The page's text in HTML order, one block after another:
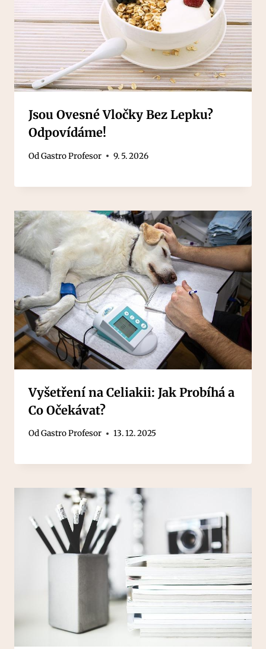
Jsou Ovesné Vločky Bez Lepku?
Odpovídáme!
OdGastro Profesor 9. 5. 2026
Vyšetření na Celiakii: Jak Probíhá a
Co Očekávat?
OdGastro Profesor 13. 12. 2025